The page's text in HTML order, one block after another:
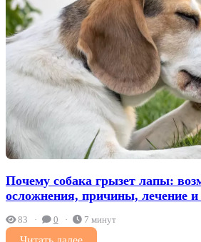
Почему собака грызет лапы:
осложнения, причины, лечение
83 0 7 минут